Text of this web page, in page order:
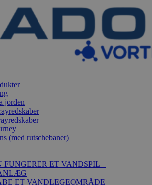
jorden
(med rutschebaner)
FUNGERER ET VANDSPIL –
ET VANDLEGEOMRÅDE